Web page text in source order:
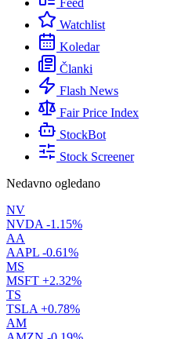
Feed
Watchlist
Koledar
Članki
Flash News
Fair Price Index
StockBot
Stock Screener
Nedavno ogledano
NV
NVDA -1.15%
AA
AAPL -0.61%
MS
MSFT +2.32%
TS
TSLA +0.78%
AM